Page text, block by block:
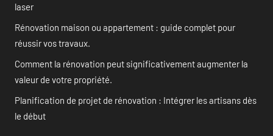
laser
Rénovation maison ou appartement : guide complet pour
réussir vos travaux.
Comment la rénovation peut significativement augmenter la
valeur de votre propriété.
Planification de projet de rénovation : Intégrer les artisans dès
le début